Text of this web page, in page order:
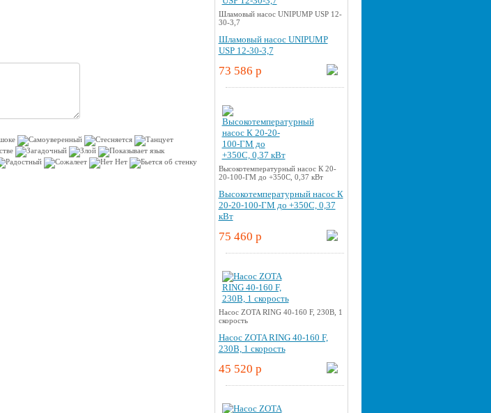
Шламовый насос UNIPUMP USP 12-
30-3,7
Шламовый насос UNIPUMP
USP 12-30-3,7
73 586 p
Высокотемпературный насос К 20-
20-100-ГМ до +350С, 0,37 кВт
Высокотемпературный насос К
20-20-100-ГМ до +350С, 0,37
кВт
75 460 p
Насос ZOTA RING 40-160 F, 230В, 1
скорость
Насос ZOTA RING 40-160 F,
230В, 1 скорость
45 520 p